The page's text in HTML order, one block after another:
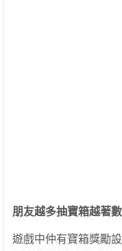
朋友越多抽寶箱越著數
遊戲中仲有寶箱獎勵